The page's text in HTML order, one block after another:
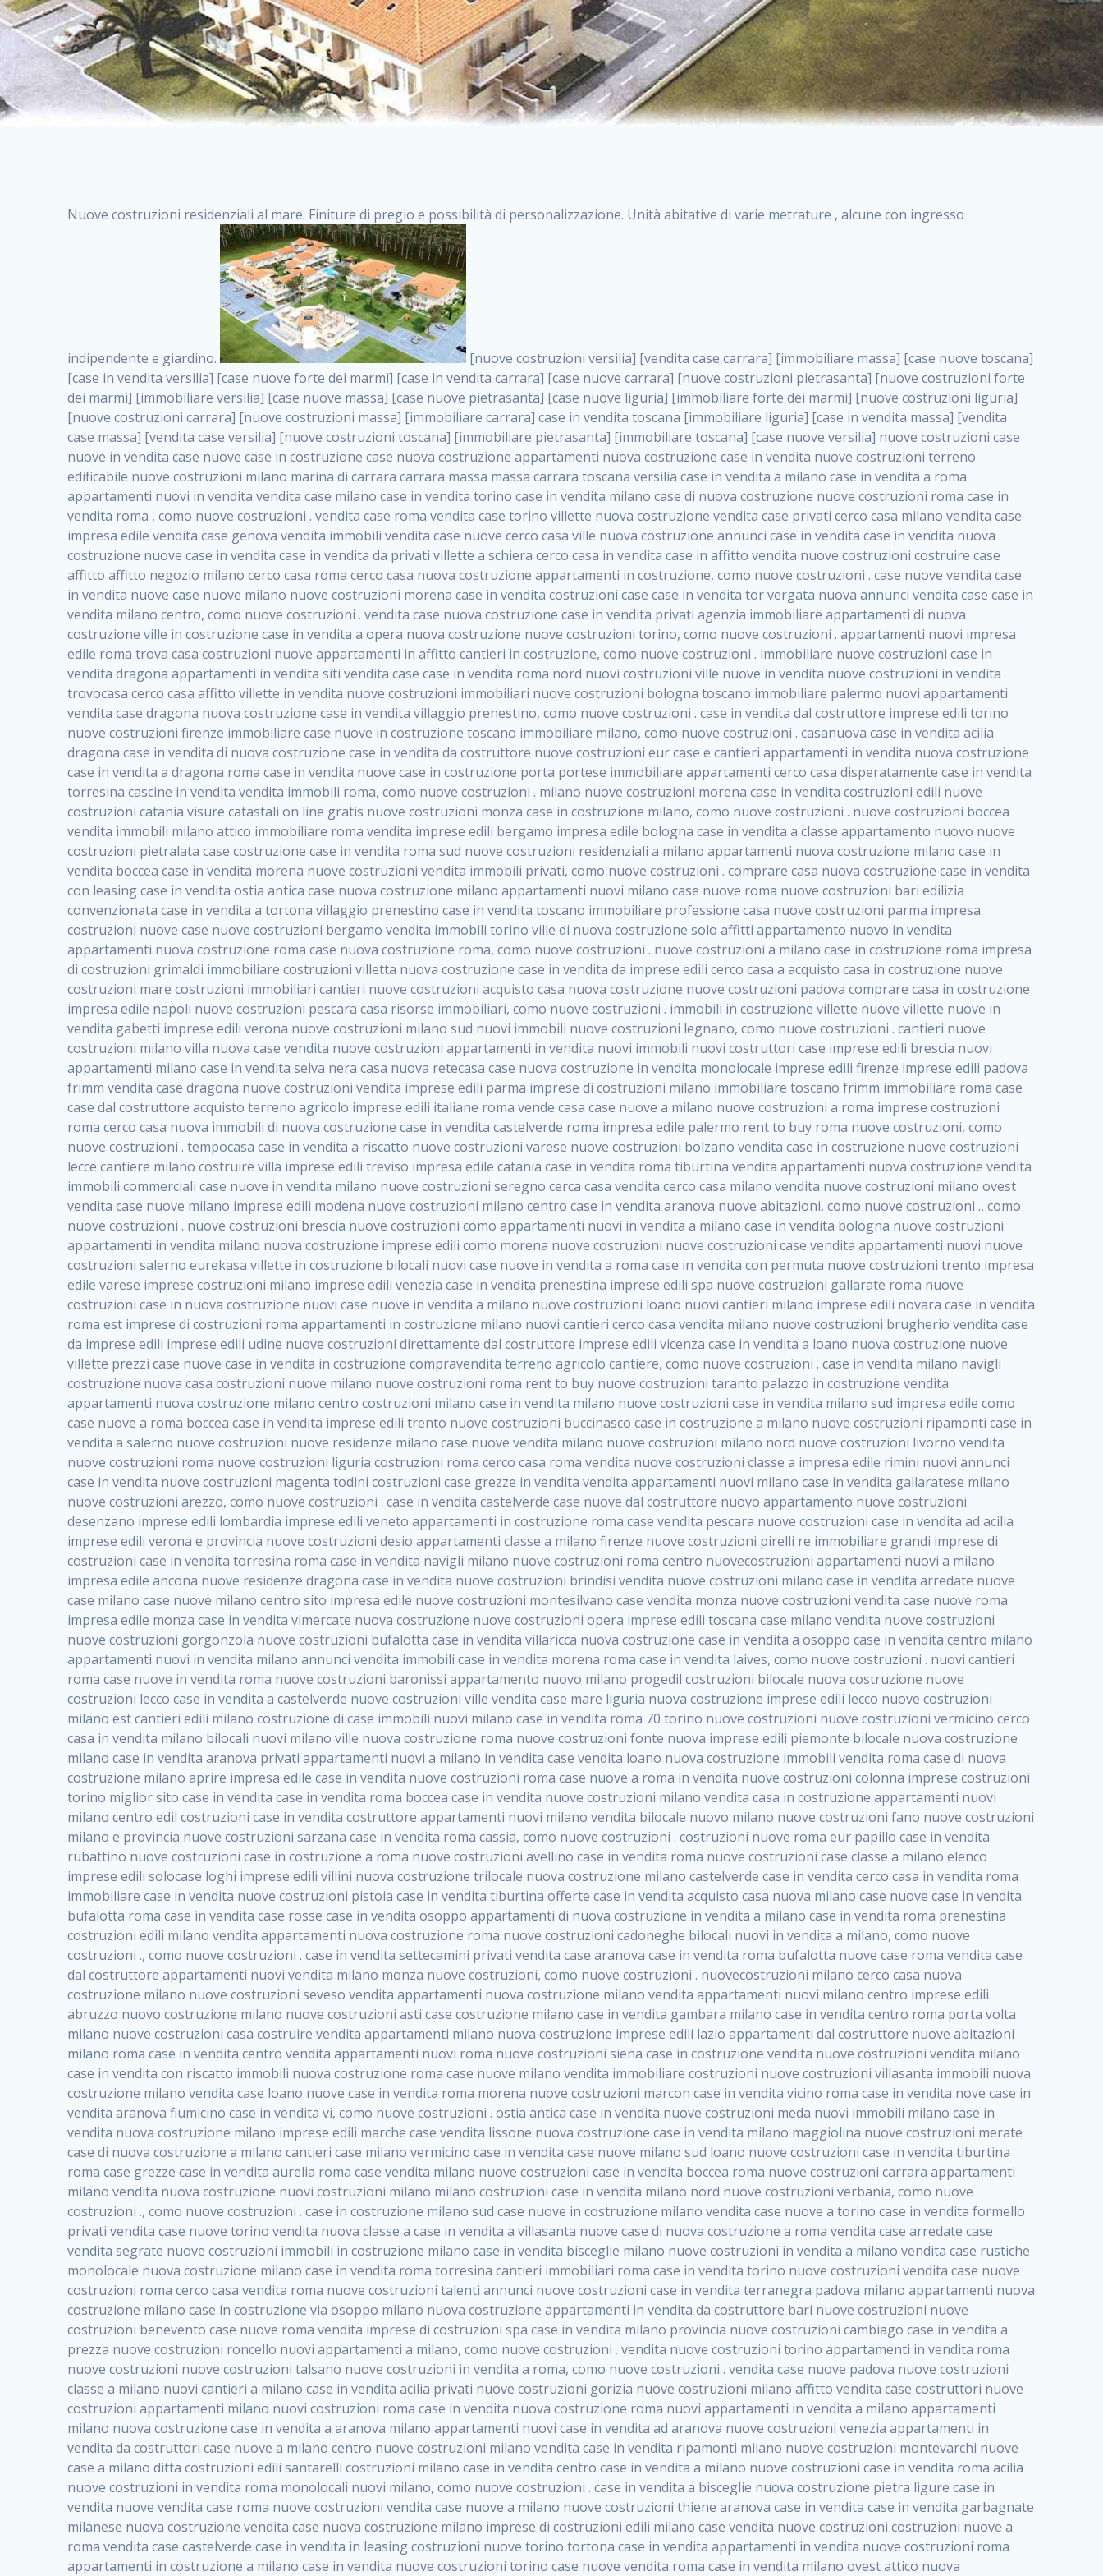
Nuove costruzioni residenziali al mare. Finiture di pregio e possibilità di personalizzazione. Unità abitative di varie metrature , alcune con ingresso
indipendente e giardino. [nuove costruzioni versilia] [vendita case carrara] [immobiliare massa] [case nuove toscana] [case in vendita versilia] [case nuove forte dei marmi] [case in vendita carrara] [case nuove carrara] [nuove costruzioni pietrasanta] [nuove costruzioni forte dei marmi] [immobiliare versilia] [case nuove massa] [case nuove pietrasanta] [case nuove liguria] [immobiliare forte dei marmi] [nuove costruzioni liguria] [nuove costruzioni carrara] [nuove costruzioni massa] [immobiliare carrara] case in vendita toscana [immobiliare liguria] [case in vendita massa] [vendita case massa] [vendita case versilia] [nuove costruzioni toscana] [immobiliare pietrasanta] [immobiliare toscana] [case nuove versilia] nuove costruzioni case nuove in vendita case nuove case in costruzione case nuova costruzione appartamenti nuova costruzione case in vendita nuove costruzioni terreno edificabile nuove costruzioni milano marina di carrara carrara massa massa carrara toscana versilia case in vendita a milano case in vendita a roma appartamenti nuovi in vendita vendita case milano case in vendita torino case in vendita milano case di nuova costruzione nuove costruzioni roma case in vendita roma , como nuove costruzioni . vendita case roma vendita case torino villette nuova costruzione vendita case privati cerco casa milano vendita case impresa edile vendita case genova vendita immobili vendita case nuove cerco casa ville nuova costruzione annunci case in vendita case in vendita nuova costruzione nuove case in vendita case in vendita da privati villette a schiera cerco casa in vendita case in affitto vendita nuove costruzioni costruire case affitto affitto negozio milano cerco casa roma cerco casa nuova costruzione appartamenti in costruzione, como nuove costruzioni . case nuove vendita case in vendita nuove case nuove milano nuove costruzioni morena case in vendita costruzioni case case in vendita tor vergata nuova annunci vendita case case in vendita milano centro, como nuove costruzioni . vendita case nuova costruzione case in vendita privati agenzia immobiliare appartamenti di nuova costruzione ville in costruzione case in vendita a opera nuova costruzione nuove costruzioni torino, como nuove costruzioni . appartamenti nuovi impresa edile roma trova casa costruzioni nuove appartamenti in affitto cantieri in costruzione, como nuove costruzioni . immobiliare nuove costruzioni case in vendita dragona appartamenti in vendita siti vendita case case in vendita roma nord nuovi costruzioni ville nuove in vendita nuove costruzioni in vendita trovocasa cerco casa affitto villette in vendita nuove costruzioni immobiliari nuove costruzioni bologna toscano immobiliare palermo nuovi appartamenti vendita case dragona nuova costruzione case in vendita villaggio prenestino, como nuove costruzioni . case in vendita dal costruttore imprese edili torino nuove costruzioni firenze immobiliare case nuove in costruzione toscano immobiliare milano, como nuove costruzioni . casanuova case in vendita acilia dragona case in vendita di nuova costruzione case in vendita da costruttore nuove costruzioni eur case e cantieri appartamenti in vendita nuova costruzione case in vendita a dragona roma case in vendita nuove case in costruzione porta portese immobiliare appartamenti cerco casa disperatamente case in vendita torresina cascine in vendita vendita immobili roma, como nuove costruzioni . milano nuove costruzioni morena case in vendita costruzioni edili nuove costruzioni catania visure catastali on line gratis nuove costruzioni monza case in costruzione milano, como nuove costruzioni . nuove costruzioni boccea vendita immobili milano attico immobiliare roma vendita imprese edili bergamo impresa edile bologna case in vendita a classe appartamento nuovo nuove costruzioni pietralata case costruzione case in vendita roma sud nuove costruzioni residenziali a milano appartamenti nuova costruzione milano case in vendita boccea case in vendita morena nuove costruzioni vendita immobili privati, como nuove costruzioni . comprare casa nuova costruzione case in vendita con leasing case in vendita ostia antica case nuova costruzione milano appartamenti nuovi milano case nuove roma nuove costruzioni bari edilizia convenzionata case in vendita a tortona villaggio prenestino case in vendita toscano immobiliare professione casa nuove costruzioni parma impresa costruzioni nuove case nuove costruzioni bergamo vendita immobili torino ville di nuova costruzione solo affitti appartamento nuovo in vendita appartamenti nuova costruzione roma case nuova costruzione roma, como nuove costruzioni . nuove costruzioni a milano case in costruzione roma impresa di costruzioni grimaldi immobiliare costruzioni villetta nuova costruzione case in vendita da imprese edili cerco casa a acquisto casa in costruzione nuove costruzioni mare costruzioni immobiliari cantieri nuove costruzioni acquisto casa nuova costruzione nuove costruzioni padova comprare casa in costruzione impresa edile napoli nuove costruzioni pescara casa risorse immobiliari, como nuove costruzioni . immobili in costruzione villette nuove villette nuove in vendita gabetti imprese edili verona nuove costruzioni milano sud nuovi immobili nuove costruzioni legnano, como nuove costruzioni . cantieri nuove costruzioni milano villa nuova case vendita nuove costruzioni appartamenti in vendita nuovi immobili nuovi costruttori case imprese edili brescia nuovi appartamenti milano case in vendita selva nera casa nuova retecasa case nuova costruzione in vendita monolocale imprese edili firenze imprese edili padova frimm vendita case dragona nuove costruzioni vendita imprese edili parma imprese di costruzioni milano immobiliare toscano frimm immobiliare roma case case dal costruttore acquisto terreno agricolo imprese edili italiane roma vende casa case nuove a milano nuove costruzioni a roma imprese costruzioni roma cerco casa nuova immobili di nuova costruzione case in vendita castelverde roma impresa edile palermo rent to buy roma nuove costruzioni, como nuove costruzioni . tempocasa case in vendita a riscatto nuove costruzioni varese nuove costruzioni bolzano vendita case in costruzione nuove costruzioni lecce cantiere milano costruire villa imprese edili treviso impresa edile catania case in vendita roma tiburtina vendita appartamenti nuova costruzione vendita immobili commerciali case nuove in vendita milano nuove costruzioni seregno cerca casa vendita cerco casa milano vendita nuove costruzioni milano ovest vendita case nuove milano imprese edili modena nuove costruzioni milano centro case in vendita aranova nuove abitazioni, como nuove costruzioni ., como nuove costruzioni . nuove costruzioni brescia nuove costruzioni como appartamenti nuovi in vendita a milano case in vendita bologna nuove costruzioni appartamenti in vendita milano nuova costruzione imprese edili como morena nuove costruzioni nuove costruzioni case vendita appartamenti nuovi nuove costruzioni salerno eurekasa villette in costruzione bilocali nuovi case nuove in vendita a roma case in vendita con permuta nuove costruzioni trento impresa edile varese imprese costruzioni milano imprese edili venezia case in vendita prenestina imprese edili spa nuove costruzioni gallarate roma nuove costruzioni case in nuova costruzione nuovi case nuove in vendita a milano nuove costruzioni loano nuovi cantieri milano imprese edili novara case in vendita roma est imprese di costruzioni roma appartamenti in costruzione milano nuovi cantieri cerco casa vendita milano nuove costruzioni brugherio vendita case da imprese edili imprese edili udine nuove costruzioni direttamente dal costruttore imprese edili vicenza case in vendita a loano nuova costruzione nuove villette prezzi case nuove case in vendita in costruzione compravendita terreno agricolo cantiere, como nuove costruzioni . case in vendita milano navigli costruzione nuova casa costruzioni nuove milano nuove costruzioni roma rent to buy nuove costruzioni taranto palazzo in costruzione vendita appartamenti nuova costruzione milano centro costruzioni milano case in vendita milano nuove costruzioni case in vendita milano sud impresa edile como case nuove a roma boccea case in vendita imprese edili trento nuove costruzioni buccinasco case in costruzione a milano nuove costruzioni ripamonti case in vendita a salerno nuove costruzioni nuove residenze milano case nuove vendita milano nuove costruzioni milano nord nuove costruzioni livorno vendita nuove costruzioni roma nuove costruzioni liguria costruzioni roma cerco casa roma vendita nuove costruzioni classe a impresa edile rimini nuovi annunci case in vendita nuove costruzioni magenta todini costruzioni case grezze in vendita vendita appartamenti nuovi milano case in vendita gallaratese milano nuove costruzioni arezzo, como nuove costruzioni . case in vendita castelverde case nuove dal costruttore nuovo appartamento nuove costruzioni desenzano imprese edili lombardia imprese edili veneto appartamenti in costruzione roma case vendita pescara nuove costruzioni case in vendita ad acilia imprese edili verona e provincia nuove costruzioni desio appartamenti classe a milano firenze nuove costruzioni pirelli re immobiliare grandi imprese di costruzioni case in vendita torresina roma case in vendita navigli milano nuove costruzioni roma centro nuovecostruzioni appartamenti nuovi a milano impresa edile ancona nuove residenze dragona case in vendita nuove costruzioni brindisi vendita nuove costruzioni milano case in vendita arredate nuove case milano case nuove milano centro sito impresa edile nuove costruzioni mont